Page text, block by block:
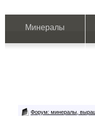
Минералы
Форум: минералы,